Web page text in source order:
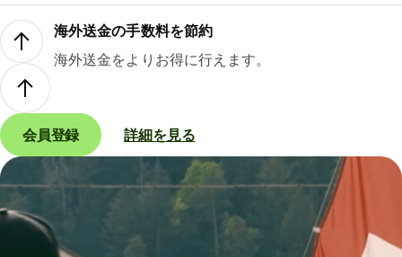
海外送金の手数料を節約
海外送金をよりお得に行えます。
会員登録 詳細を見る